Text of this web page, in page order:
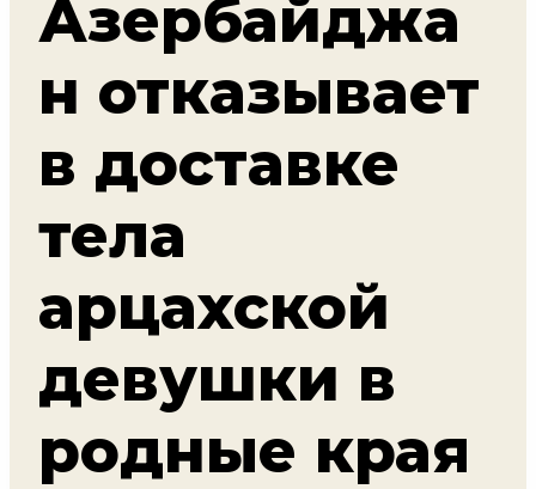
Азербайджа
н отказывает
в доставке
тела
арцахской
девушки в
родные края